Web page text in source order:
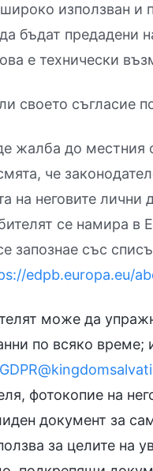
използван и
бъдат предадени
е технически
своето съгласие
жалба до местния
че
на неговите
се намира в
запознае със
edpb.europa.eu/
може да
по всяко време;
фотокопие на
документ за
за целите на